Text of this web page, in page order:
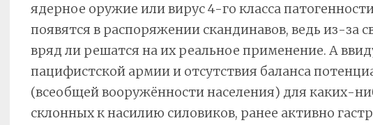
ядерное оружие или вирус 4-го класса
появятся в распоряжении скандинавов, ведь из-за
вряд ли решатся на их реальное применение. А
пацифистской армии и отсутствия баланса
(всеобщей вооружённости населения) для каких-
склонных к насилию силовиков, ранее активно